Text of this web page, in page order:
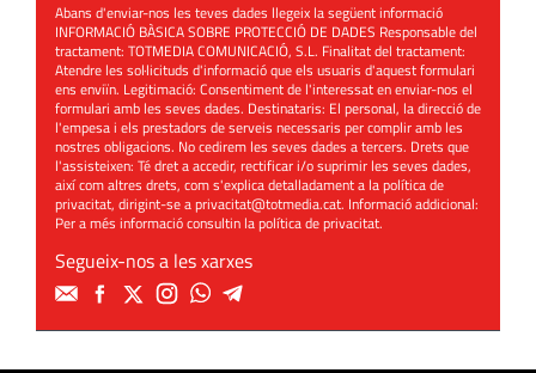
Abans d'enviar-nos les teves dades llegeix la següent informació
INFORMACIÓ BÀSICA SOBRE PROTECCIÓ DE DADES Responsable del
tractament: TOTMEDIA COMUNICACIÓ, S.L. Finalitat del tractament:
Atendre les sol·licituds d'informació que els usuaris d'aquest formulari
ens enviïn. Legitimació: Consentiment de l'interessat en enviar-nos el
formulari amb les seves dades. Destinataris: El personal, la direcció de
l'empesa i els prestadors de serveis necessaris per complir amb les
nostres obligacions. No cedirem les seves dades a tercers. Drets que
l'assisteixen: Té dret a accedir, rectificar i/o suprimir les seves dades,
així com altres drets, com s'explica detalladament a la política de
privacitat, dirigint-se aprivacitat@totmedia.cat. Informació addicional:
Per a més informació consultin lapolítica de privacitat.
Segueix-nos a les xarxes